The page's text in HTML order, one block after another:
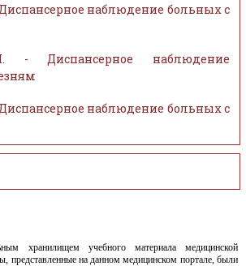
наблюдение больных с
- Диспансерное наблюдение
наблюдение больных с
хранилищем учебного материала медицинской
представленные на данном медицинском портале, были